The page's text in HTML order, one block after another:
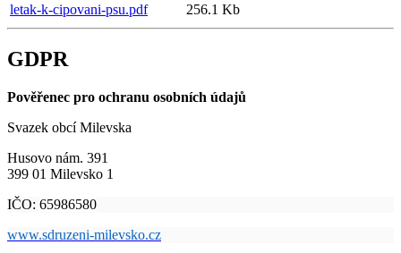
letak-k-cipovani-psu.pdf
256.1 Kb
GDPR
Pověřenec pro ochranu osobních údajů
Svazek obcí Milevska
Husovo nám. 391
399 01 Milevsko 1
IČO: 65986580
www.sdruzeni-milevsko.cz